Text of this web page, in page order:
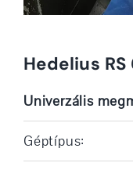
Hedelius
Univerzális
Géptípus: